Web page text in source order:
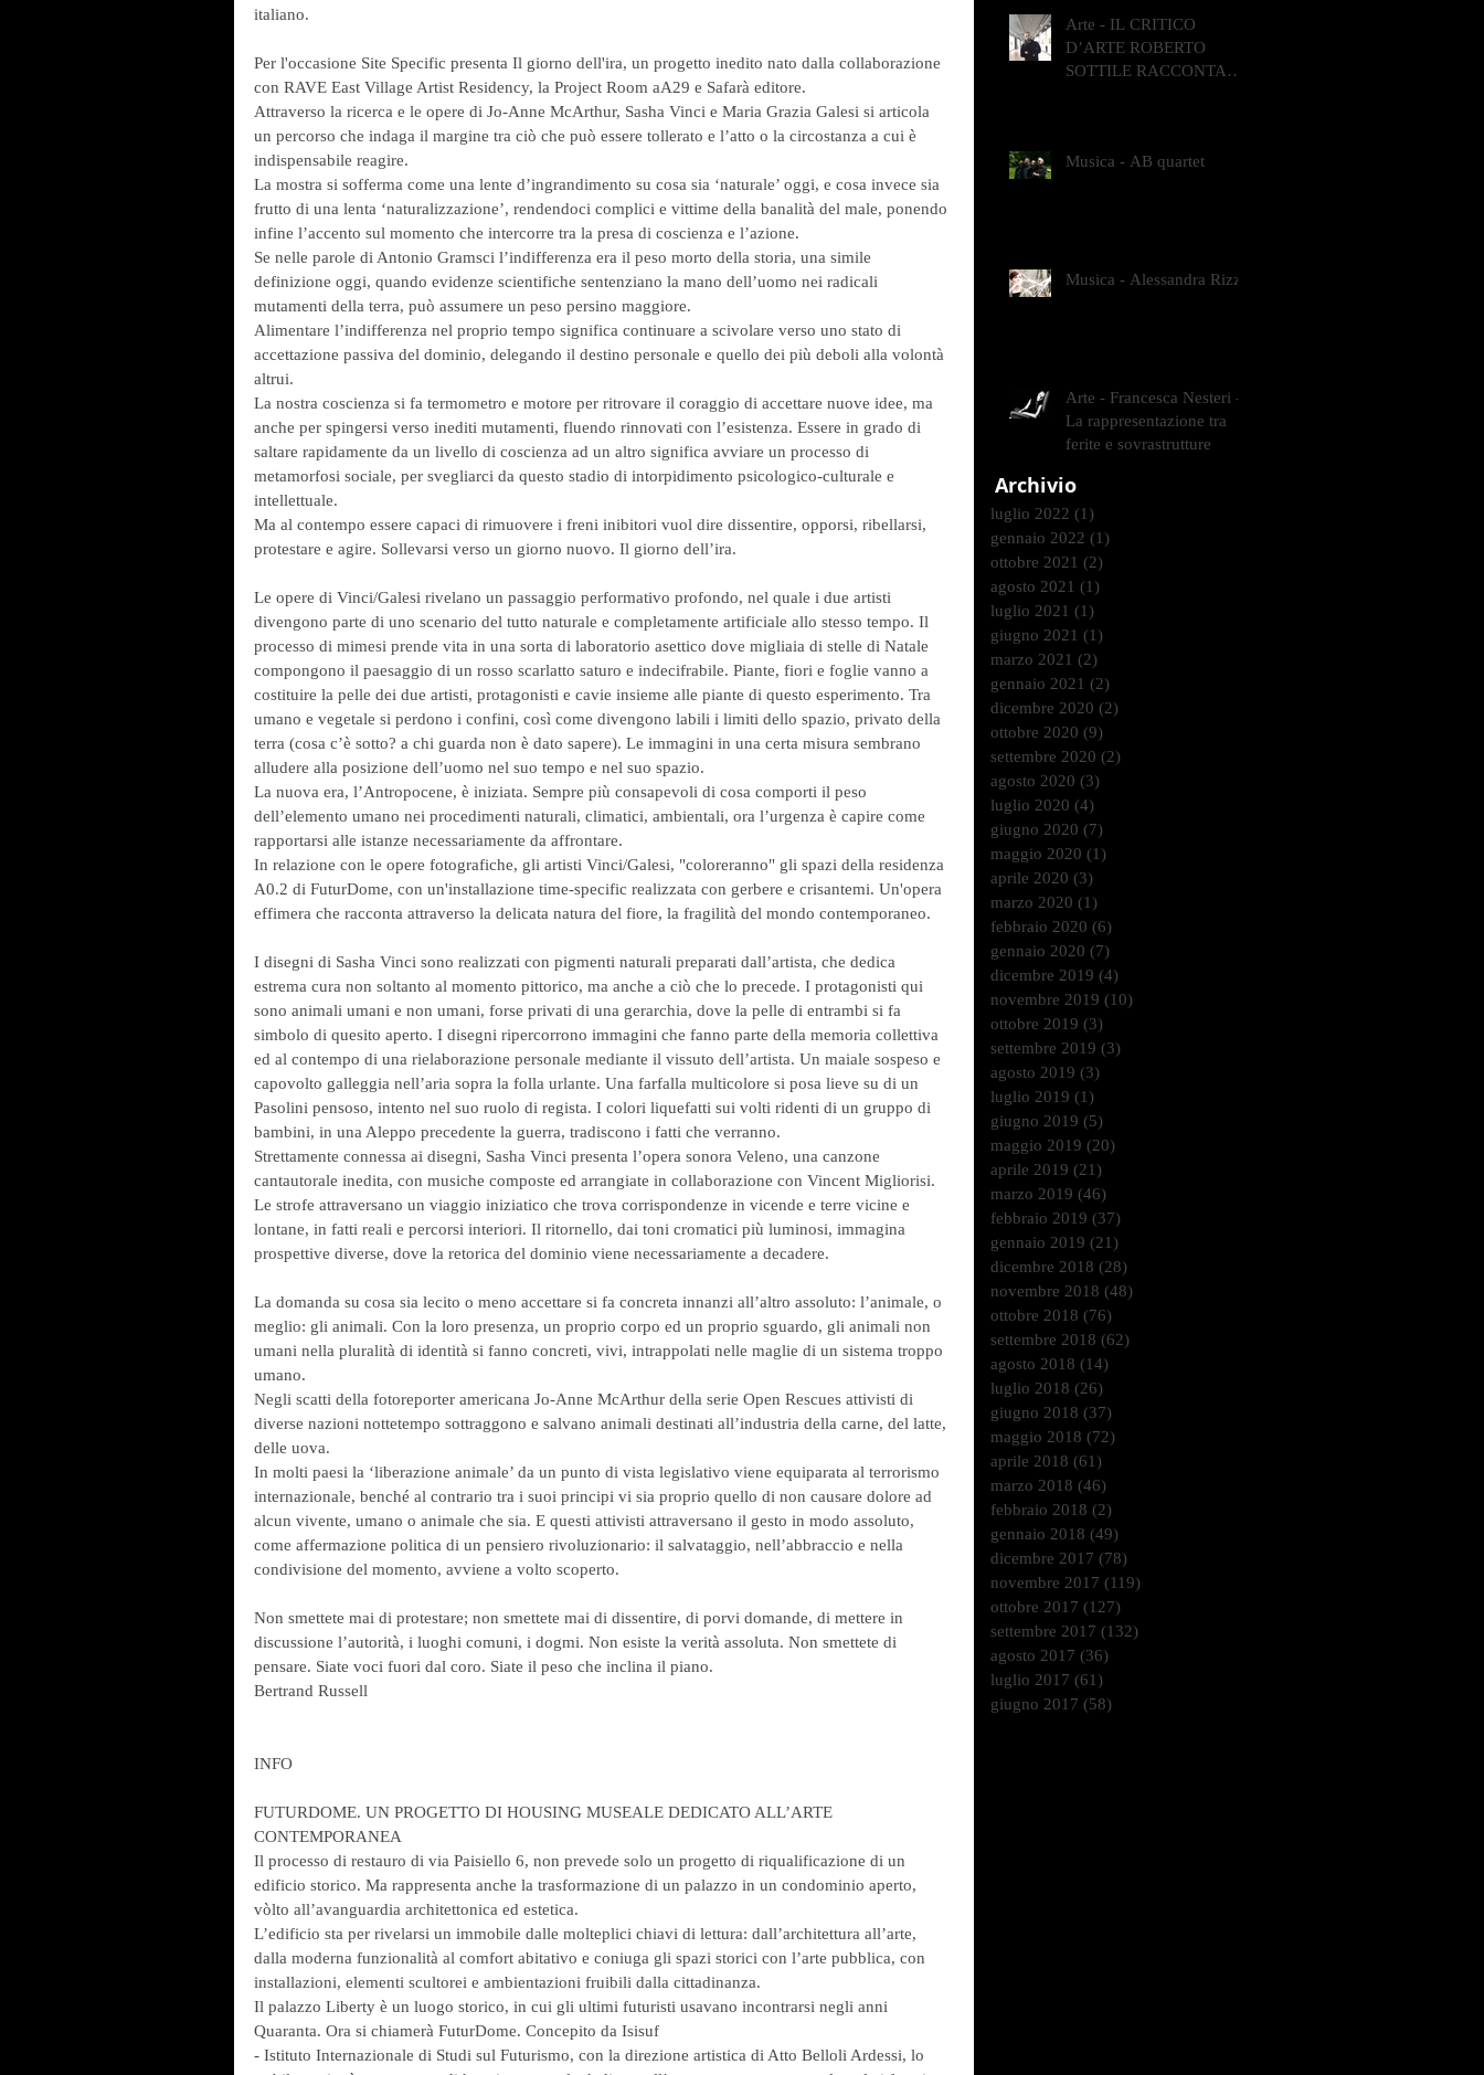
italiano.
Per l'occasione Site Specific presenta Il giorno dell'ira, un progetto inedito nato dalla collaborazione
con RAVE East Village Artist Residency, la Project Room aA29 e Safarà editore.
Attraverso la ricerca e le opere di Jo-Anne McArthur, Sasha Vinci e Maria Grazia Galesi si articola
un percorso che indaga il margine tra ciò che può essere tollerato e l’atto o la circostanza a cui è
indispensabile reagire.
La mostra si sofferma come una lente d’ingrandimento su cosa sia ‘naturale’ oggi, e cosa invece sia
frutto di una lenta ‘naturalizzazione’, rendendoci complici e vittime della banalità del male, ponendo
infine l’accento sul momento che intercorre tra la presa di coscienza e l’azione.
Se nelle parole di Antonio Gramsci l’indifferenza era il peso morto della storia, una simile
definizione oggi, quando evidenze scientifiche sentenziano la mano dell’uomo nei radicali
mutamenti della terra, può assumere un peso persino maggiore.
Alimentare l’indifferenza nel proprio tempo significa continuare a scivolare verso uno stato di
accettazione passiva del dominio, delegando il destino personale e quello dei più deboli alla volontà
altrui.
La nostra coscienza si fa termometro e motore per ritrovare il coraggio di accettare nuove idee, ma
anche per spingersi verso inediti mutamenti, fluendo rinnovati con l’esistenza. Essere in grado di
saltare rapidamente da un livello di coscienza ad un altro significa avviare un processo di
metamorfosi sociale, per svegliarci da questo stadio di intorpidimento psicologico-culturale e
intellettuale.
Ma al contempo essere capaci di rimuovere i freni inibitori vuol dire dissentire, opporsi, ribellarsi,
protestare e agire. Sollevarsi verso un giorno nuovo. Il giorno dell’ira.
Le opere di Vinci/Galesi rivelano un passaggio performativo profondo, nel quale i due artisti
divengono parte di uno scenario del tutto naturale e completamente artificiale allo stesso tempo. Il
processo di mimesi prende vita in una sorta di laboratorio asettico dove migliaia di stelle di Natale
compongono il paesaggio di un rosso scarlatto saturo e indecifrabile. Piante, fiori e foglie vanno a
costituire la pelle dei due artisti, protagonisti e cavie insieme alle piante di questo esperimento. Tra
umano e vegetale si perdono i confini, così come divengono labili i limiti dello spazio, privato della
terra (cosa c’è sotto? a chi guarda non è dato sapere). Le immagini in una certa misura sembrano
alludere alla posizione dell’uomo nel suo tempo e nel suo spazio.
La nuova era, l’Antropocene, è iniziata. Sempre più consapevoli di cosa comporti il peso
dell’elemento umano nei procedimenti naturali, climatici, ambientali, ora l’urgenza è capire come
rapportarsi alle istanze necessariamente da affrontare.
In relazione con le opere fotografiche, gli artisti Vinci/Galesi, "coloreranno" gli spazi della residenza
A0.2 di FuturDome, con un'installazione time-specific realizzata con gerbere e crisantemi. Un'opera
effimera che racconta attraverso la delicata natura del fiore, la fragilità del mondo contemporaneo.
I disegni di Sasha Vinci sono realizzati con pigmenti naturali preparati dall’artista, che dedica
estrema cura non soltanto al momento pittorico, ma anche a ciò che lo precede. I protagonisti qui
sono animali umani e non umani, forse privati di una gerarchia, dove la pelle di entrambi si fa
simbolo di quesito aperto. I disegni ripercorrono immagini che fanno parte della memoria collettiva
ed al contempo di una rielaborazione personale mediante il vissuto dell’artista. Un maiale sospeso e
capovolto galleggia nell’aria sopra la folla urlante. Una farfalla multicolore si posa lieve su di un
Pasolini pensoso, intento nel suo ruolo di regista. I colori liquefatti sui volti ridenti di un gruppo di
bambini, in una Aleppo precedente la guerra, tradiscono i fatti che verranno.
Strettamente connessa ai disegni, Sasha Vinci presenta l’opera sonora Veleno, una canzone
cantautorale inedita, con musiche composte ed arrangiate in collaborazione con Vincent Migliorisi.
Le strofe attraversano un viaggio iniziatico che trova corrispondenze in vicende e terre vicine e
lontane, in fatti reali e percorsi interiori. Il ritornello, dai toni cromatici più luminosi, immagina
prospettive diverse, dove la retorica del dominio viene necessariamente a decadere.
La domanda su cosa sia lecito o meno accettare si fa concreta innanzi all’altro assoluto: l’animale, o
meglio: gli animali. Con la loro presenza, un proprio corpo ed un proprio sguardo, gli animali non
umani nella pluralità di identità si fanno concreti, vivi, intrappolati nelle maglie di un sistema troppo
umano.
Negli scatti della fotoreporter americana Jo-Anne McArthur della serie Open Rescues attivisti di
diverse nazioni nottetempo sottraggono e salvano animali destinati all’industria della carne, del latte,
delle uova.
In molti paesi la ‘liberazione animale’ da un punto di vista legislativo viene equiparata al terrorismo
internazionale, benché al contrario tra i suoi principi vi sia proprio quello di non causare dolore ad
alcun vivente, umano o animale che sia. E questi attivisti attraversano il gesto in modo assoluto,
come affermazione politica di un pensiero rivoluzionario: il salvataggio, nell’abbraccio e nella
condivisione del momento, avviene a volto scoperto.
Non smettete mai di protestare; non smettete mai di dissentire, di porvi domande, di mettere in
discussione l’autorità, i luoghi comuni, i dogmi. Non esiste la verità assoluta. Non smettete di
pensare. Siate voci fuori dal coro. Siate il peso che inclina il piano.
Bertrand Russell
INFO
FUTURDOME. UN PROGETTO DI HOUSING MUSEALE DEDICATO ALL’ARTE
CONTEMPORANEA
Il processo di restauro di via Paisiello 6, non prevede solo un progetto di riqualificazione di un
edificio storico. Ma rappresenta anche la trasformazione di un palazzo in un condominio aperto,
vòlto all’avanguardia architettonica ed estetica.
L’edificio sta per rivelarsi un immobile dalle molteplici chiavi di lettura: dall’architettura all’arte,
dalla moderna funzionalità al comfort abitativo e coniuga gli spazi storici con l’arte pubblica, con
installazioni, elementi scultorei e ambientazioni fruibili dalla cittadinanza.
Il palazzo Liberty è un luogo storico, in cui gli ultimi futuristi usavano incontrarsi negli anni
Quaranta. Ora si chiamerà FuturDome. Concepito da Isisuf
- Istituto Internazionale di Studi sul Futurismo, con la direzione artistica di Atto Belloli Ardessi, lo
Arte - IL CRITICO
D’ARTE ROBERTO
SOTTILE RACCONTA
Musica - AB quartet
Musica - Alessandra Rizzo
Arte - Francesca Nesteri -
La rappresentazione tra
ferite e sovrastrutture
Archivio
luglio 2022 (1)
gennaio 2022 (1)
ottobre 2021 (2)
agosto 2021 (1)
luglio 2021 (1)
giugno 2021 (1)
marzo 2021 (2)
gennaio 2021 (2)
dicembre 2020 (2)
ottobre 2020 (9)
settembre 2020 (2)
agosto 2020 (3)
luglio 2020 (4)
giugno 2020 (7)
maggio 2020 (1)
aprile 2020 (3)
marzo 2020 (1)
febbraio 2020 (6)
gennaio 2020 (7)
dicembre 2019 (4)
novembre 2019 (10)
ottobre 2019 (3)
settembre 2019 (3)
agosto 2019 (3)
luglio 2019 (1)
giugno 2019 (5)
maggio 2019 (20)
aprile 2019 (21)
marzo 2019 (46)
febbraio 2019 (37)
gennaio 2019 (21)
dicembre 2018 (28)
novembre 2018 (48)
ottobre 2018 (76)
settembre 2018 (62)
agosto 2018 (14)
luglio 2018 (26)
giugno 2018 (37)
maggio 2018 (72)
aprile 2018 (61)
marzo 2018 (46)
febbraio 2018 (2)
gennaio 2018 (49)
dicembre 2017 (78)
novembre 2017 (119)
ottobre 2017 (127)
settembre 2017 (132)
agosto 2017 (36)
luglio 2017 (61)
giugno 2017 (58)